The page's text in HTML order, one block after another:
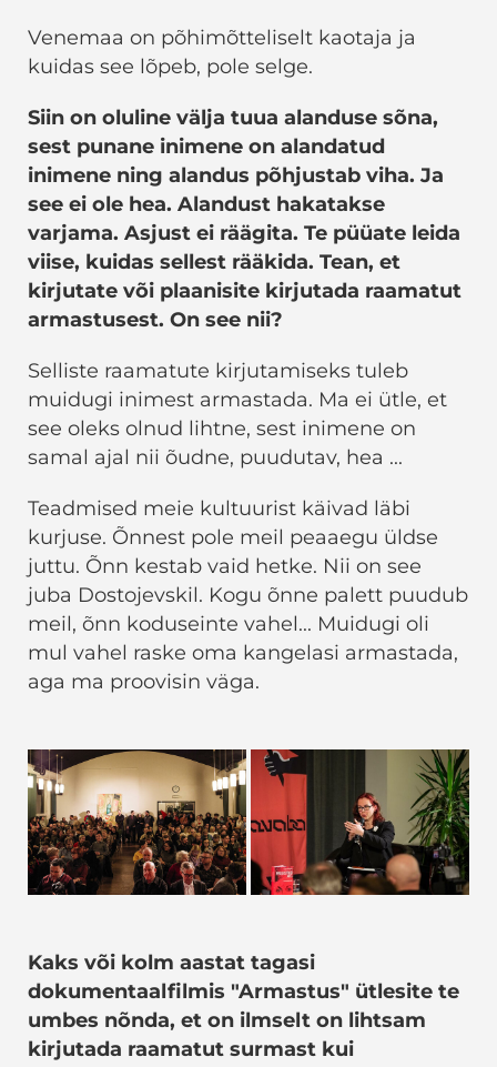
Venemaa on põhimõtteliselt kaotaja ja
kuidas see lõpeb, pole selge.
Siin on oluline välja tuua alanduse sõna,
sest punane inimene on alandatud
inimene ning alandus põhjustab viha. Ja
see ei ole hea. Alandust hakatakse
varjama. Asjust ei räägita. Te püüate leida
viise, kuidas sellest rääkida. Tean, et
kirjutate või plaanisite kirjutada raamatut
armastusest. On see nii?
Selliste raamatute kirjutamiseks tuleb
muidugi inimest armastada. Ma ei ütle, et
see oleks olnud lihtne, sest inimene on
samal ajal nii õudne, puudutav, hea ...
Teadmised meie kultuurist käivad läbi
kurjuse. Õnnest pole meil peaaegu üldse
juttu. Õnn kestab vaid hetke. Nii on see
juba Dostojevskil. Kogu õnne palett puudub
meil, õnn koduseinte vahel... Muidugi oli
mul vahel raske oma kangelasi armastada,
aga ma proovisin väga.
Kaks või kolm aastat tagasi
dokumentaalfilmis "Armastus" ütlesite te
umbes nõnda, et on ilmselt on lihtsam
kirjutada raamatut surmast kui